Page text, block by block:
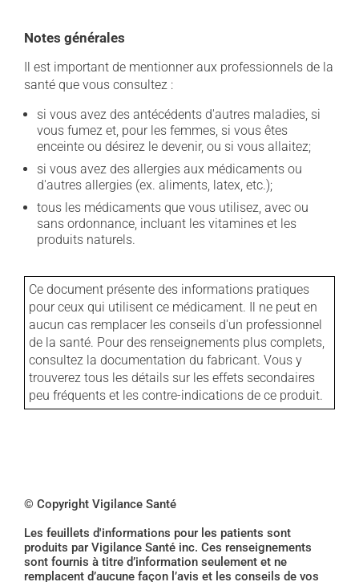
Notes générales
Il est important de mentionner aux professionnels de la
santé que vous consultez :
si vous avez des antécédents d'autres maladies, si
vous fumez et, pour les femmes, si vous êtes
enceinte ou désirez le devenir, ou si vous allaitez;
si vous avez des allergies aux médicaments ou
d'autres allergies (ex. aliments, latex, etc.);
tous les médicaments que vous utilisez, avec ou
sans ordonnance, incluant les vitamines et les
produits naturels.
Ce document présente des informations pratiques
pour ceux qui utilisent ce médicament. Il ne peut en
aucun cas remplacer les conseils d'un professionnel
de la santé. Pour des renseignements plus complets,
consultez la documentation du fabricant. Vous y
trouverez tous les détails sur les effets secondaires
peu fréquents et les contre-indications de ce produit.
© Copyright Vigilance Santé
Les feuillets d'informations pour les patients sont
produits par Vigilance Santé inc. Ces renseignements
sont fournis à titre d’information seulement et ne
remplacent d’aucune façon l’avis et les conseils de vos